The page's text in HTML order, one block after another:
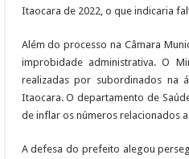
Itaocara de 2022, o que indicaria
Além do processo na Câmara
improbidade administrativa. O
realizadas por subordinados na
Itaocara. O departamento de
de inflar os números relacionados
A defesa do prefeito alegou